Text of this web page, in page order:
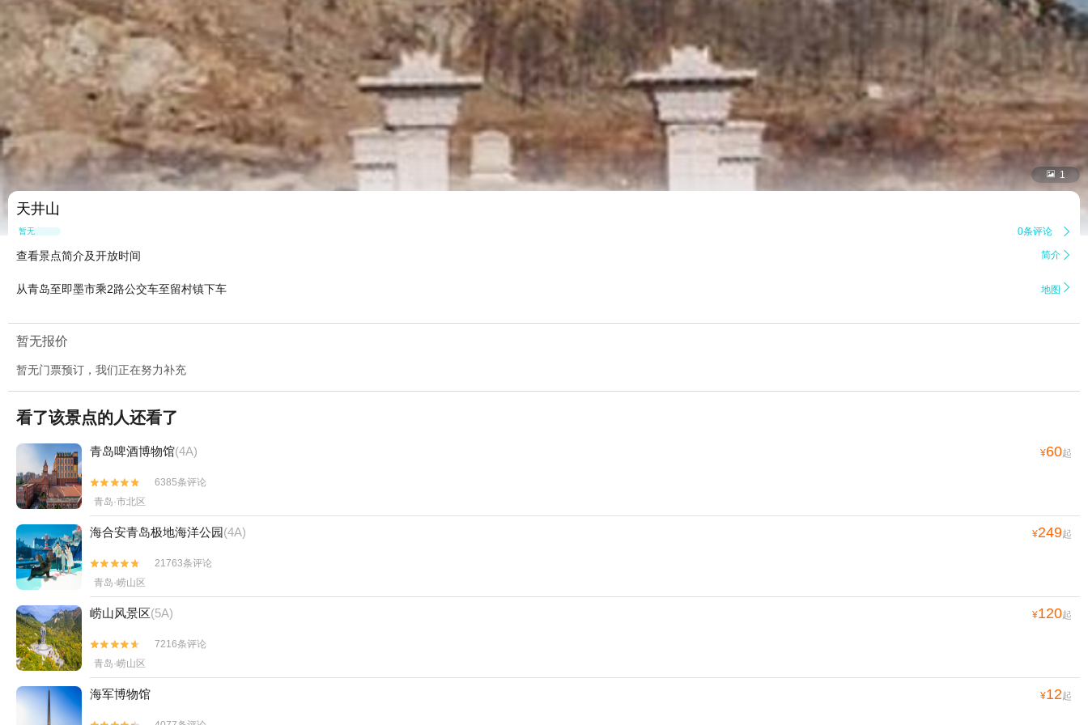
 1
天井山
暂无点评 0条评论 
查看景点简介及开放时间 简介 
从青岛至即墨市乘2路公交车至留村镇下车 地图 
暂无报价
暂无门票预订，我们正在努力补充
看了该景点的人还看了
青岛啤酒博物馆(4A) ¥60起


6385条评论
青岛·市北区
海合安青岛极地海洋公园(4A) ¥249起


21763条评论
青岛·崂山区
崂山风景区(5A) ¥120起


7216条评论
青岛·崂山区
海军博物馆 ¥12起